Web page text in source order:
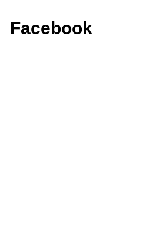
Facebook